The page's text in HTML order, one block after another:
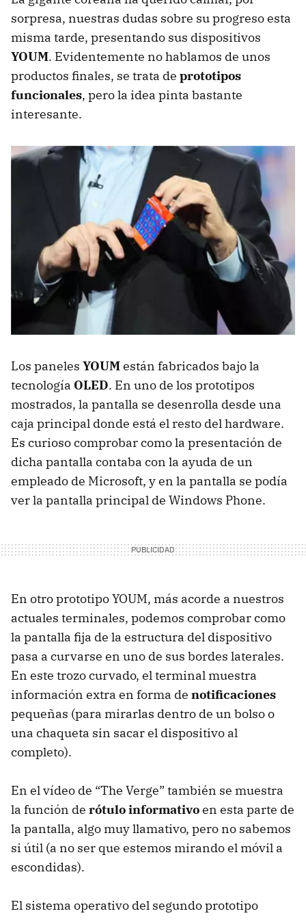
sorpresa, nuestras dudas sobre su progreso esta
misma tarde, presentando sus dispositivos
YOUM. Evidentemente no hablamos de unos
productos finales, se trata de prototipos
funcionales, pero la idea pinta bastante
interesante.
Los paneles YOUMestán fabricados bajo la
tecnología OLED. En uno de los prototipos
mostrados, la pantalla se desenrolla desde una
caja principal donde está el resto del hardware.
Es curioso comprobar como la presentación de
dicha pantalla contaba con la ayuda de un
empleado de Microsoft, y en la pantalla se podía
ver la pantalla principal de Windows Phone.
En otro prototipo YOUM, más acorde a nuestros
actuales terminales, podemos comprobar como
la pantalla fija de la estructura del dispositivo
pasa a curvarse en uno de sus bordes laterales.
En este trozo curvado, el terminal muestra
información extra en forma de notificaciones
pequeñas (para mirarlas dentro de un bolso o
una chaqueta sin sacar el dispositivo al
completo).
En el vídeo de “The Verge” también se muestra
la función de rótulo informativoen esta parte de
la pantalla, algo muy llamativo, pero no sabemos
si útil (a no ser que estemos mirando el móvil a
escondidas).
El sistema operativo del segundo prototipo